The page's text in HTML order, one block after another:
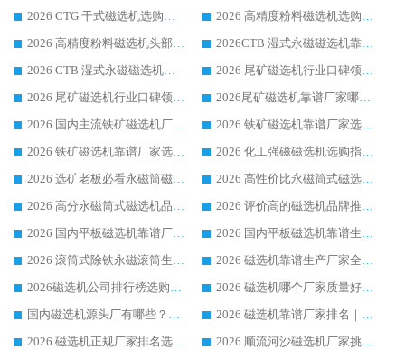
2026 CTG 干式磁选机选购指南|行业口碑靠谱生产厂家领域强者推荐
2026 高精度粉料磁选机选购全攻略 行业优质品牌华体会手机网页版-华体会(中国) 实力深度解析
2026 高精度粉料磁选机头部厂家选购指南 行业口碑靠谱品牌推荐 领域强者华体会手机网页版-华体会(中国) 解析
2026CTB 湿式永磁磁选机靠谱厂家实力排行榜 铁矿选矿设备采购全流程选购指南
2026 CTB 湿式永磁磁选机选购指南|行业口碑良好品牌推荐，领域强者华体会手机网页版-华体会(中国)
2026 尾矿磁选机行业口碑领域强者，源头直供国内主流厂家华体会手机网页版-华体会(中国) 一站式服务
2026 尾矿磁选机行业口碑领域强者，源头直供国内主流厂家华体会手机网页版-华体会(中国) 一站式服务
2026尾矿磁选机靠谱厂家哪家好 行业口碑领域强者华体会手机网页版-华体会(中国) 推荐
2026 国内主流铁矿磁选机厂家选购指南|行业口碑好品牌推荐，领域强者华体会手机网页版-华体会(中国)
2026 铁矿磁选机靠谱厂家选购全攻略 行业标杆华体会手机网页版-华体会(中国) 设备性价比出众
2026 铁矿磁选机靠谱厂家选购指南，领域强者华体会手机网页版-华体会(中国) 铁矿磁选机性价比高
2026 化工强磁磁选机选购指南 5 家行业口碑靠谱厂家领域强者推荐
2026 选矿老板必看永磁筒磁选机推荐 行业头部品牌口碑设备选购全攻略
2026 高性价比永磁筒式磁选机品牌盘点 行业强者口碑实测选购完整指南
2026 高分永磁筒式磁选机品牌推荐 选矿设备强者对比测评采购避坑全攻略
2026 评价高的磁选机品牌推荐选购指南，永磁筒式磁选机设备领域强者全景行业口碑解析
2026 国内平板磁选机靠谱厂家排名 行业实测口碑设备按需选购全指南
2026 国内平板磁选机靠谱生产厂家推荐排名|行业口碑选购指南，领域强者按需选设备
2026 滚筒式除铁永磁滚筒生产厂家推荐排名|行业口碑选购指南，领域强者源头厂商精选
2026 磁选机靠谱生产厂家全梳理 分场景选型行业头部品牌选购参考攻略
2026磁选机公司排行榜选购指南|正规源头厂家推荐，领域强者高性价比靠谱信赖品牌
2026 磁选机哪个厂家质量好？十大靠谱磁电企业排名选购指南
国内磁选机源头厂有哪些？2026 综合实力排名与采购避坑技巧
2026 磁选机靠谱厂家排名｜华体会手机网页版-华体会(中国) 高性价比磁选机磁电品牌
2026 磁选机正规厂家排名选购指南|行业口碑信赖品牌推荐性价比高靠谱磁电企业
2026 顺流河沙磁选机厂家挑选攻略 | 业内口碑龙头企业高性价比品牌推荐